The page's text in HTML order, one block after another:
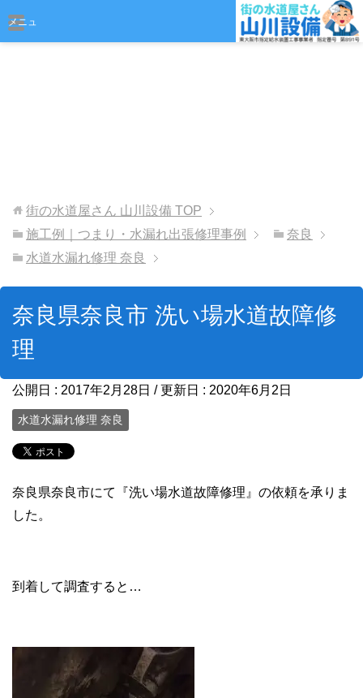
メニュ
街の水道屋さん 山川設備 TOP
施工例｜つまり・水漏れ出張修理事例
奈良
水道水漏れ修理 奈良
奈良県奈良市 洗い場水道故障修
理
公開日 : 2017年2月28日 / 更新日 : 2020年6月2日
水道水漏れ修理 奈良
奈良県奈良市にて『洗い場水道故障修理』の依頼を承りま
した。
到着して調査すると…